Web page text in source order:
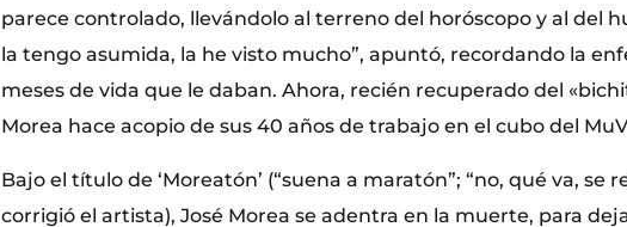
parece controlado, llevándolo al terreno del horóscopo y al del
la tengo asumida, la he visto mucho”, apuntó, recordando la
meses de vida que le daban. Ahora, recién recuperado del
Morea hace acopio de sus 40 años de trabajo en el cubo del
Bajo el título de ‘Moreatón’ (“suena a maratón”; “no, qué va, se
corrigió el artista), José Morea se adentra en la muerte, para